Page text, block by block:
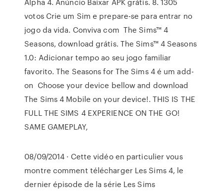
votos Crie um Sim e prepare-se para entrar no
jogo da vida. Conviva com The Sims™ 4
Seasons, download grátis. The Sims™ 4 Seasons
1.0: Adicionar tempo ao seu jogo familiar
favorito. The Seasons for The Sims 4 é um add-
on Choose your device bellow and download
The Sims 4 Mobile on your device!. THIS IS THE
FULL THE SIMS 4 EXPERIENCE ON THE GO!
SAME GAMEPLAY,
08/09/2014 · Cette vidéo en particulier vous
montre comment télécharger Les Sims 4, le
dernier épisode de la série Les Sims